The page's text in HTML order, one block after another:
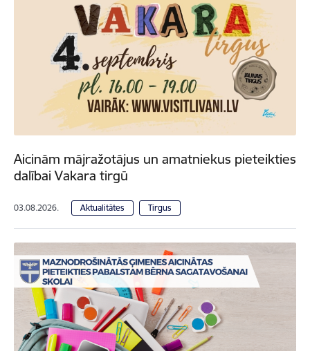
Aicinām mājražotājus un amatniekus pieteikties
dalībai Vakara tirgū
03.08.2026. Aktualitātes Tirgus